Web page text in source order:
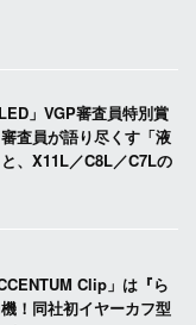
」VGP審査員特別賞
査員が語り尽くす「液
、X11L／C8L／C7Lの
Clip」は『ら
！同社初イヤーカフ型